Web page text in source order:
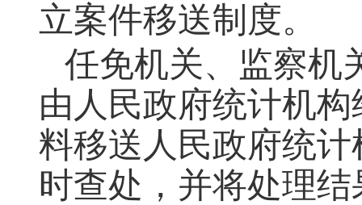
立案件移送制度。
任免机关、监察机
由人民政府统计机
料移送人民政府统
时查处，并将处理